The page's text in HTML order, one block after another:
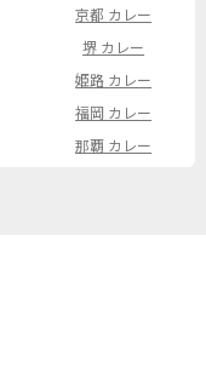
京都 カレー
堺 カレー
姫路 カレー
福岡 カレー
那覇 カレー